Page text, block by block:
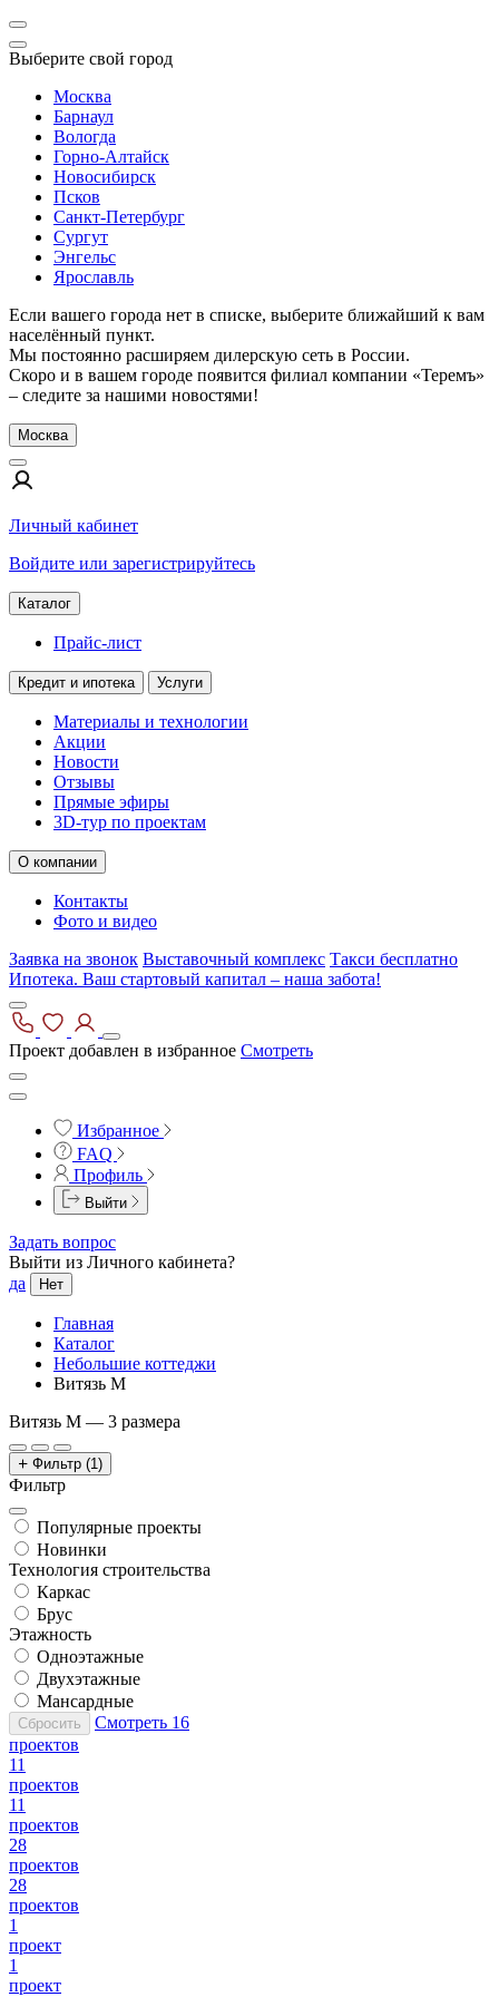
Выберите свой город
Москва
Барнаул
Вологда
Горно-Алтайск
Новосибирск
Псков
Санкт-Петербург
Сургут
Энгельс
Ярославль
Если вашего города нет в списке, выберите ближайший к вам
населённый пункт.
Мы постоянно расширяем дилерскую сеть в России.
Скоро и в вашем городе появится филиал компании «Теремъ»
– следите за нашими новостями!
Москва
Личный кабинет
Войдите или зарегистрируйтесь
Каталог
Прайс-лист
Кредит и ипотека Услуги
Материалы и технологии
Акции
Новости
Отзывы
Прямые эфиры
3D-тур по проектам
О компании
Контакты
Фото и видео
Заявка на звонок Выставочный комплекс Такси бесплатно
Ипотека. Ваш стартовый капитал – наша забота!
Проект добавлен в избранное Смотреть
Избранное
FAQ
Профиль
Выйти
Задать вопрос
Выйти из Личного кабинета?
да
Нет
Главная
Каталог
Небольшие коттеджи
Витязь М
Витязь М — 3 размера
Фильтр (1)
Фильтр
Популярные проекты
Новинки
Технология строительства
Каркас
Брус
Этажность
Одноэтажные
Двухэтажные
Мансардные
Сбросить Смотреть 16
проектов
11
проектов
11
проектов
28
проектов
28
проектов
1
проект
1
проект